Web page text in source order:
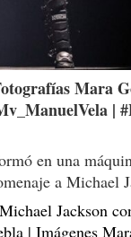
Mara
|
en una
a Michael